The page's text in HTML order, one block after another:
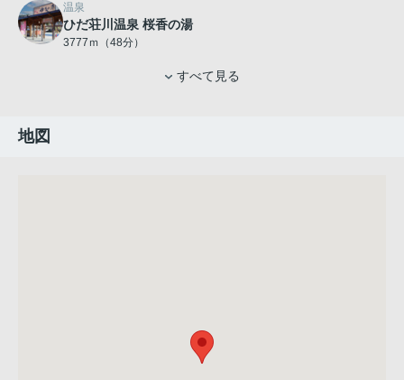
温泉
ひだ荘川温泉 桜香の湯
3777ｍ（48分）
すべて見る
地図